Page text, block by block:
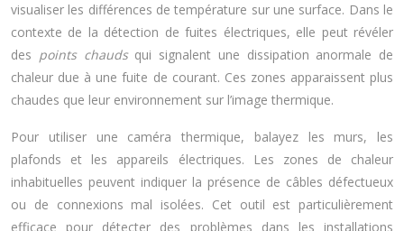
visualiser les différences de température sur une surface. Dans le
contexte de la détection de fuites électriques, elle peut révéler
des points chauds qui signalent une dissipation anormale de
chaleur due à une fuite de courant. Ces zones apparaissent plus
chaudes que leur environnement sur l’image thermique.
Pour utiliser une caméra thermique, balayez les murs, les
plafonds et les appareils électriques. Les zones de chaleur
inhabituelles peuvent indiquer la présence de câbles défectueux
ou de connexions mal isolées. Cet outil est particulièrement
efficace pour détecter des problèmes dans les installations